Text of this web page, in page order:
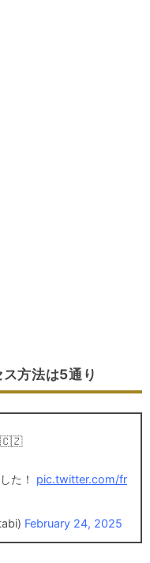
方法は5通り
🇨🇿
た！ pic.twitter.com/fr
February 24, 2025